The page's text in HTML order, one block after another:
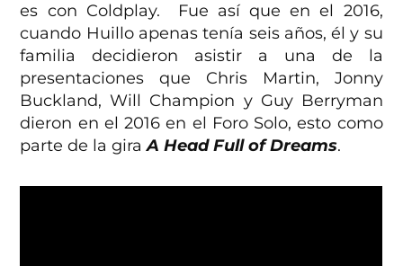
es con Coldplay. Fue así que en el 2016,
cuando Huillo apenas tenía seis años, él y su
familia decidieron asistir a una de la
presentaciones que Chris Martin, Jonny
Buckland, Will Champion y Guy Berryman
dieron en el 2016 en el Foro Solo, esto como
parte de la giraA Head Full of Dreams.